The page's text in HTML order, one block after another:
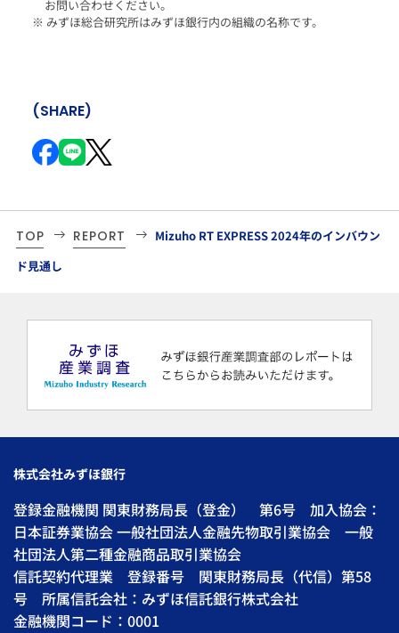
お問い合わせください。
※ みずほ総合研究所はみずほ銀行内の組織の名称です。
(SHARE)
TOP REPORT
Mizuho RT EXPRESS 2024年のインバウン
ド見通し
株式会社みずほ銀行
登録金融機関 関東財務局長（登金） 第6号 加入協会：
日本証券業協会 一般社団法人金融先物取引業協会 一般
社団法人第二種金融商品取引業協会
信託契約代理業 登録番号 関東財務局長（代信）第58
号 所属信託会社：みずほ信託銀行株式会社
金融機関コード：0001